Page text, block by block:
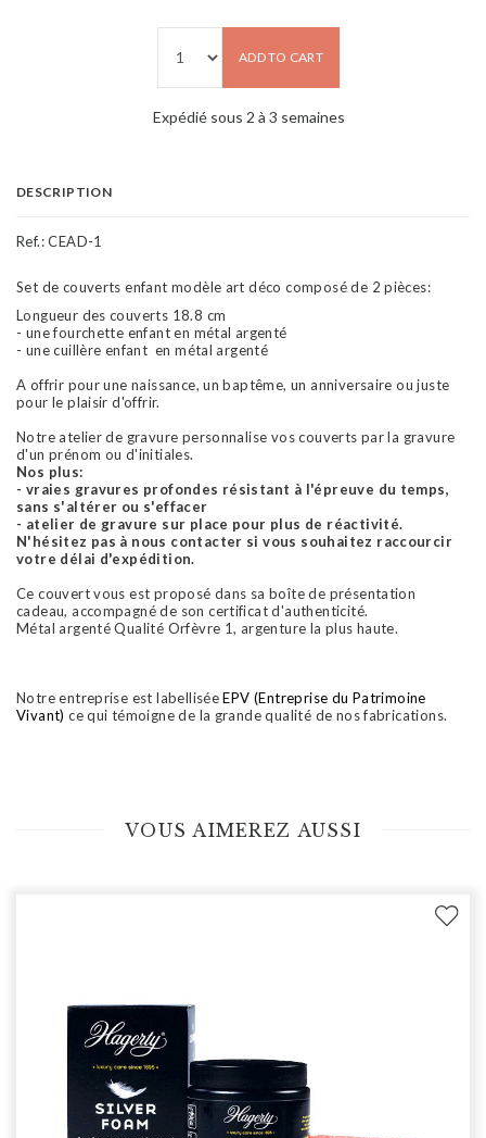
ADD TO CART
Expédié sous 2 à 3 semaines
DESCRIPTION
Ref.:CEAD-1
Set de couverts enfant modèle art déco composé de 2 pièces:
Longueur des couverts 18.8 cm
- une fourchette enfant en métal argenté
- une cuillère enfant en métal argenté
A offrir pour une naissance, un baptême, un anniversaire ou juste
pour le plaisir d'offrir.
Notre atelier de gravure personnalise vos couverts par la gravure
d'un prénom ou d'initiales.
Nos plus:
- vraies gravures profondes résistant à l'épreuve du temps,
sans s'altérer ou s'effacer
- atelier de gravure sur place pour plus de réactivité.
N'hésitez pas à nous contacter si vous souhaitez raccourcir
votre délai d'expédition.
Ce couvert vous est proposé dans sa boîte de présentation
cadeau, accompagné de son certificat d'authenticité.
Métal argenté Qualité Orfèvre 1, argenture la plus haute.
Notre entreprise est labelliséeEPV (Entreprise du Patrimoine
Vivant) ce qui témoigne de la grande qualité de nos fabrications.
VOUS AIMEREZ AUSSI